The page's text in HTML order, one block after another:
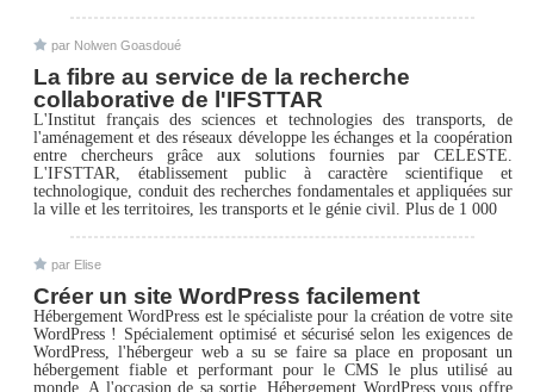
par Nolwen Goasdoué
La fibre au service de la recherche
collaborative de l'IFSTTAR
L'Institut français des sciences et technologies des transports, de
l'aménagement et des réseaux développe les échanges et la coopération
entre chercheurs grâce aux solutions fournies par CELESTE.
L'IFSTTAR, établissement public à caractère scientifique et
technologique, conduit des recherches fondamentales et appliquées sur
la ville et les territoires, les transports et le génie civil. Plus de 1 000
par Elise
Créer un site WordPress facilement
Hébergement WordPress est le spécialiste pour la création de votre site
WordPress ! Spécialement optimisé et sécurisé selon les exigences de
WordPress, l'hébergeur web a su se faire sa place en proposant un
hébergement fiable et performant pour le CMS le plus utilisé au
monde. A l'occasion de sa sortie, Hébergement WordPress vous offre